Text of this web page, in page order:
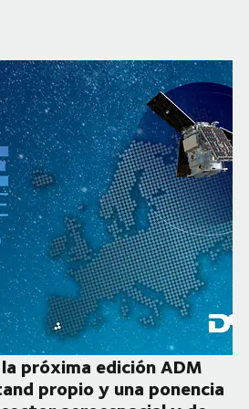
próxima edición ADM
propio y una ponencia